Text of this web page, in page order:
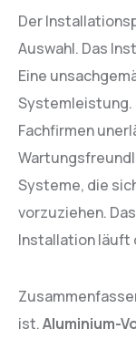
Der
Auswahl. Das
Eine
Systemleistung.
Fachfirmen
Systeme, die
vorzuziehen.
Installation läuft
ist.Aluminium-